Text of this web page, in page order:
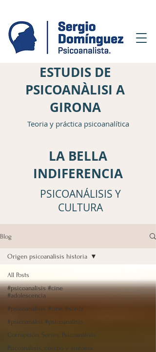
Teoria y práctica psicoanalítica
ESTUDIS DE
PSICOANÀLISI A
GIRONA
LA BELLA
INDIFERENCIA
PSICOANÁLISIS Y
CULTURA
Blog
All Posts
#psicoanalisis #cine
#adolescencia
#psicoanalisis #cine #sorda
#psicoanàlisi #psicoanálisis
Corrupción, Series, Psicoanálisis
Psicoanálisis, cuerpo y síntoma.
Origen psicoanálisis historia